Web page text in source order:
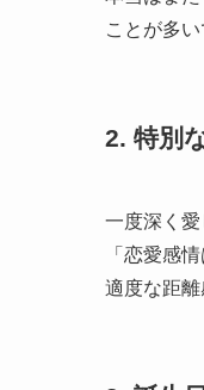
ことが多い
2. 特別
一度深く
「恋愛感
適度な距